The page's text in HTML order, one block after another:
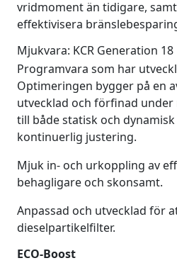
vridmoment än tidigare,
effektivisera
Mjukvara: KCR Generation 18
Programvara som har
Optimeringen bygger på en
utvecklad och förfinad under
till både statisk och
kontinuerlig justering.
Mjuk in- och urkoppling av
behagligare och skonsamt.
Anpassad och utvecklad för
dieselpartikelfilter.
ECO-Boost